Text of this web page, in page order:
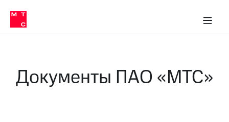
Медиа-центр
и акционерам
Устойчивое развитие
Комплаенс и деловая этика
компании
в МТС
Пресс-
Документы ПАО «МТС»